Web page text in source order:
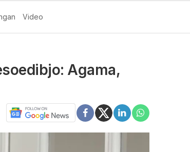
Video
Agama,